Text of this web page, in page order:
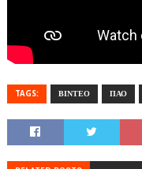
TAGS: ΒΙΝΤΕΟ ΠΑΟ